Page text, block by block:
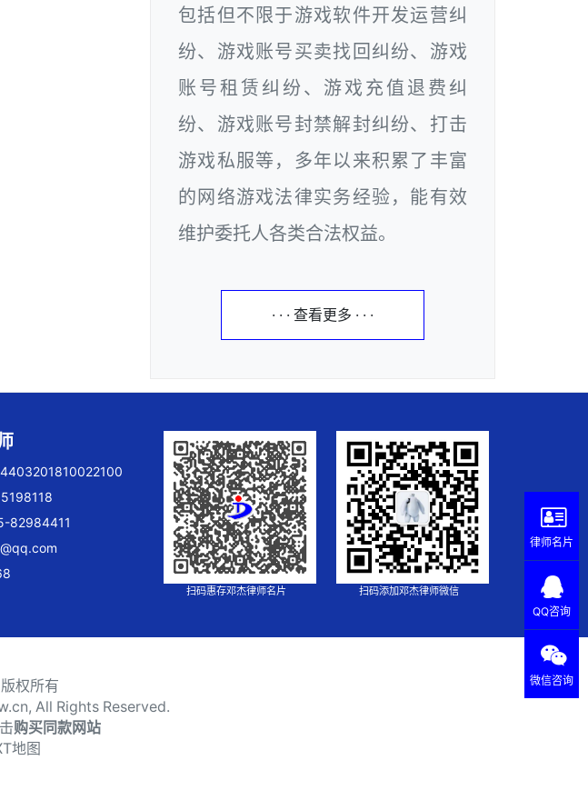
包括但不限于游戏软件开发运营纠
纷、游戏账号买卖找回纠纷、游戏
账号租赁纠纷、游戏充值退费纠
纷、游戏账号封禁解封纠纷、打击
游戏私服等，多年以来积累了丰富
的网络游戏法律实务经验，能有效
维护委托人各类合法权益。
· · · 查看更多 · · ·
82984411
扫码惠存邓杰律师名片 扫码添加邓杰律师微信
权所有
All Rights Reserved.
购买同款网站
地图
律师名片
QQ咨询
微信咨询